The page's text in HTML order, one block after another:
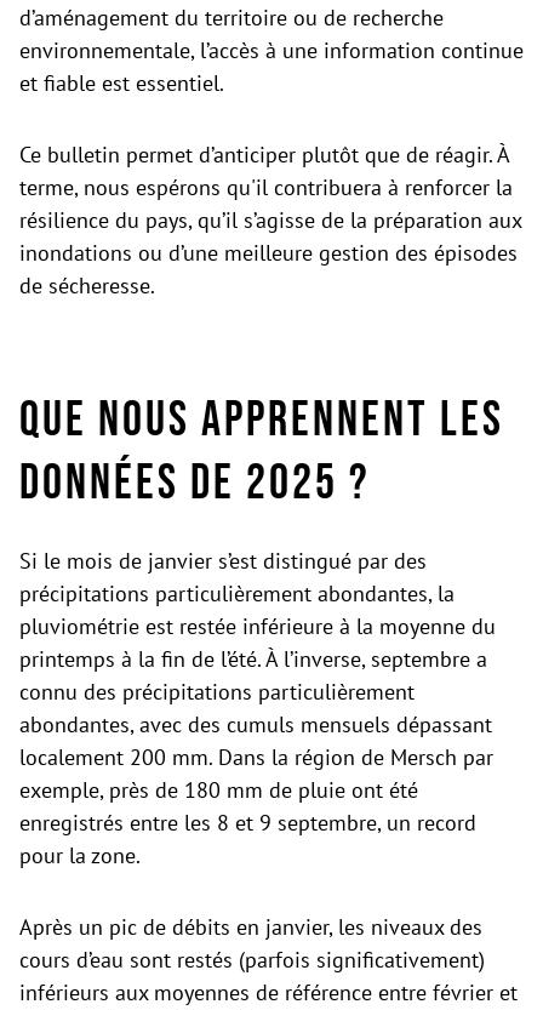
d’aménagement du territoire ou de recherche
environnementale, l’accès à une information continue
et fiable est essentiel.
Ce bulletin permet d’anticiper plutôt que de réagir. À
terme, nous espérons qu'il contribuera à renforcer la
résilience du pays, qu’il s’agisse de la préparation aux
inondations ou d’une meilleure gestion des épisodes
de sécheresse.
Que nous apprennent les
données de 2025 ?
Si le mois de janvier s’est distingué par des
précipitations particulièrement abondantes, la
pluviométrie est restée inférieure à la moyenne du
printemps à la fin de l’été. À l’inverse, septembre a
connu des précipitations particulièrement
abondantes, avec des cumuls mensuels dépassant
localement 200 mm. Dans la région de Mersch par
exemple, près de 180 mm de pluie ont été
enregistrés entre les 8 et 9 septembre, un record
pour la zone.
Après un pic de débits en janvier, les niveaux des
cours d’eau sont restés (parfois significativement)
inférieurs aux moyennes de référence entre février et